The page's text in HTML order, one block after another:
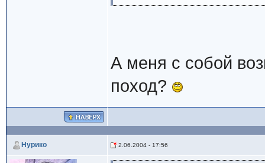
А меня с собой
поход?
Нурико 2.06.2004 - 17:56